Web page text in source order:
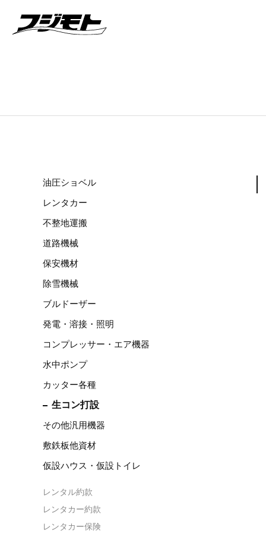
油圧ショベル
レンタカー
不整地運搬
道路機械
保安機材
除雪機械
ブルドーザー
発電・溶接・照明
コンプレッサー・エア機器
水中ポンプ
カッター各種
生コン打設
その他汎用機器
敷鉄板他資材
仮設ハウス・仮設トイレ
レンタル約款
レンタカー約款
レンタカー保険